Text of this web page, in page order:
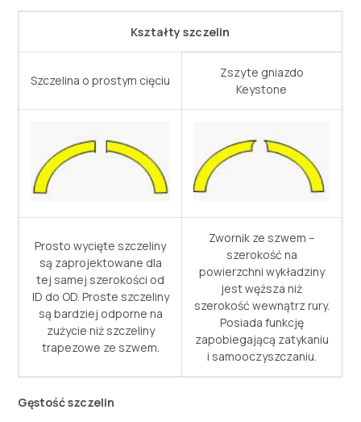
Kształty szczelin
Szczelina o prostym cięciu
Zszyte gniazdo
Keystone
Prosto wycięte szczeliny
są zaprojektowane dla
tej samej szerokości od
ID do OD. Proste szczeliny
są bardziej odporne na
zużycie niż szczeliny
trapezowe ze szwem.
Zwornik ze szwem –
szerokość na
powierzchni wykładziny
jest węższa niż
szerokość wewnątrz rury.
Posiada funkcję
zapobiegającą zatykaniu
i samooczyszczaniu.
Gęstość szczelin